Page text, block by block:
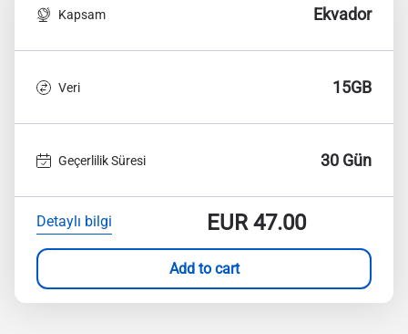
Kapsam Ekvador
Veri 15GB
Geçerlilik Süresi 30 Gün
Detaylı bilgi EUR47.00
Add to cart